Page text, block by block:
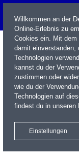
Name / WKN / ISIN /
Newsletter Kontakt
Xetra Realtime
Willkommen an der
Online-Erlebnis zu
Cookies ein. Mit
damit einverstanden,
Technologien
kannst du der
zustimmen oder
wie du der
Technologien auf
findest du in unseren
Einstellungen